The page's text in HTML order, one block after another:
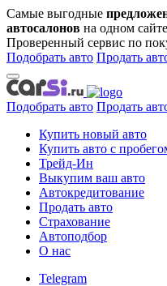
Самые выгодные
автосалонов на одном сайте
Проверенный сервис по
Подобрать авто Продать
Подобрать авто Продать
Купить новый авто
Купить авто с
Трейд-Ин
Выкупим ваш авто
Автокредитование
Продать авто
Страхование
Автоподбор
О нас
Telegram